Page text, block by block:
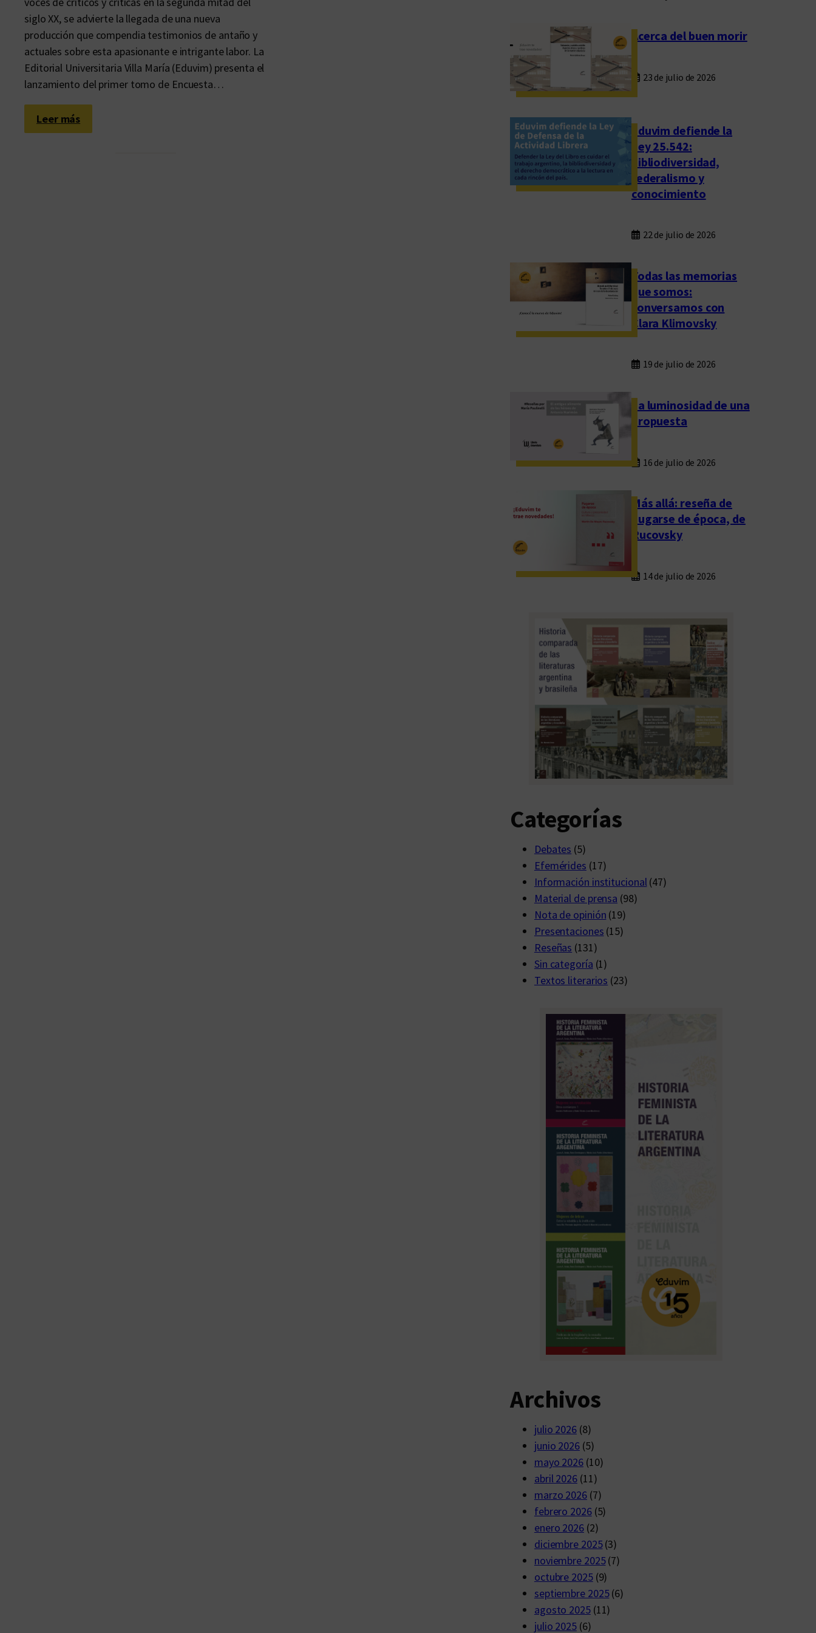
siglo XX, se advierte la llegada de una nueva
producción que compendia testimonios de antaño y
actuales sobre esta apasionante e intrigante labor. La
Editorial Universitaria Villa María (Eduvim) presenta el
lanzamiento del primer tomo de Encuesta…
Leer más:
T
Acerca del buen morir
23 de julio de 2026
Eduvim defiende la
Ley 25.542:
bibliodiversidad,
federalismo y
conocimiento
22 de julio de 2026
Todas las memorias
que somos:
conversamos con
Clara Klimovsky
19 de julio de 2026
La luminosidad de una
propuesta
16 de julio de 2026
Más allá: reseña de
Fugarse de época, de
Rucovsky
14 de julio de 2026
Categorías
Debates (5)
Efemérides (17)
Información institucional(47)
Material de prensa (98)
Nota de opinión (19)
Presentaciones (15)
Reseñas (131)
Sin categoría (1)
Textos literarios (23)
Archivos
julio 2026(8)
junio 2026(5)
mayo 2026 (10)
abril 2026(11)
marzo 2026(7)
febrero 2026(5)
enero 2026(2)
diciembre 2025(3)
noviembre 2025(7)
octubre 2025(9)
septiembre 2025(6)
agosto 2025(11)
julio 2025(6)